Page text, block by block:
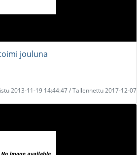
jouluna
2013-11-19 14:44:47 / Tallennettu 2017-12-07